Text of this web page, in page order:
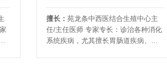
擅长： 苑龙条中西医结合生殖中心主
任/主任医师 专家专长：诊治各种消化
系统疾病，尤其擅长胃肠道疾病、肝